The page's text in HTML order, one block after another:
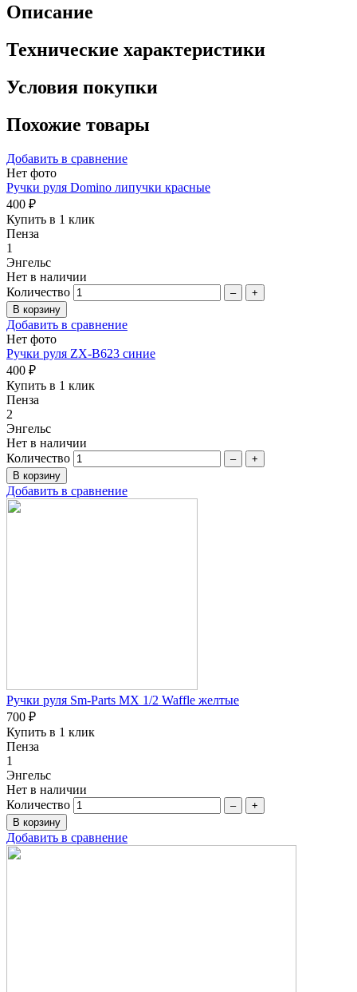
Описание
Технические характеристики
Условия покупки
Похожие товары
Добавить в сравнение
Нет фото
Ручки руля Domino липучки красные
400 ₽
Купить в 1 клик
Пенза
1
Энгельс
Нет в наличии
Количество
– +
Добавить в сравнение
Нет фото
Ручки руля ZX-B623 синие
400 ₽
Купить в 1 клик
Пенза
2
Энгельс
Нет в наличии
Количество
– +
Добавить в сравнение
Ручки руля Sm-Parts MX 1/2 Waffle желтые
700 ₽
Купить в 1 клик
Пенза
1
Энгельс
Нет в наличии
Количество
– +
Добавить в сравнение